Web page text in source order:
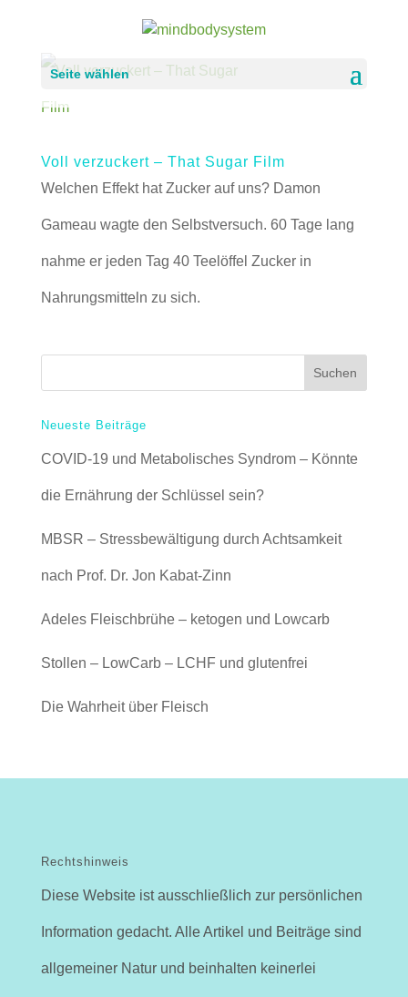
Seite wählen
Voll verzuckert – That Sugar Film
Welchen Effekt hat Zucker auf uns? Damon
Gameau wagte den Selbstversuch. 60 Tage lang
nahme er jeden Tag 40 Teelöffel Zucker in
Nahrungsmitteln zu sich.
Neueste Beiträge
COVID-19 und Metabolisches Syndrom – Könnte
die Ernährung der Schlüssel sein?
MBSR – Stressbewältigung durch Achtsamkeit
nach Prof. Dr. Jon Kabat-Zinn
Adeles Fleischbrühe – ketogen und Lowcarb
Stollen – LowCarb – LCHF und glutenfrei
Die Wahrheit über Fleisch
Rechtshinweis
Diese Website ist ausschließlich zur persönlichen
Information gedacht. Alle Artikel und Beiträge sind
allgemeiner Natur und beinhalten keinerlei